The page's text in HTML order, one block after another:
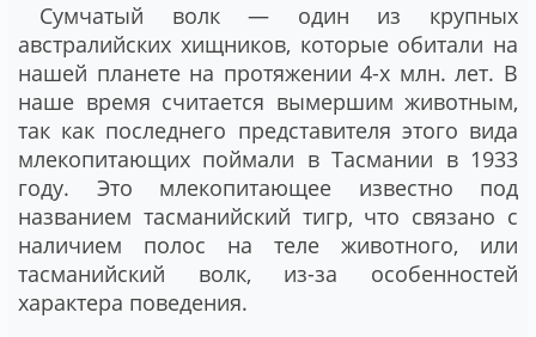
Сумчатый волк — один из крупных
австралийских хищников, которые обитали на
нашей планете на протяжении 4-х млн. лет. В
наше время считается вымершим животным,
так как последнего представителя этого вида
млекопитающих поймали в Тасмании в 1933
году. Это млекопитающее известно под
названием тасманийский тигр, что связано с
наличием полос на теле животного, или
тасманийский волк, из-за особенностей
характера поведения.